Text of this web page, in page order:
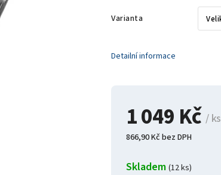
1 049 Kč/ ks
866,90 Kč bez DPH
Skladem (12 ks)
Varianta
Detailní informace